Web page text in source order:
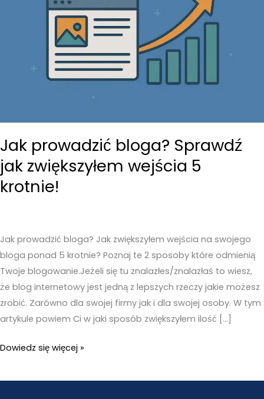
Jak prowadzić bloga? Sprawdź
jak zwiększyłem wejścia 5
krotnie!
Jak prowadzić bloga? Jak zwiększyłem wejścia na swojego
bloga ponad 5 krotnie? Poznaj te 2 sposoby które odmienią
Twoje blogowanie.Jeżeli się tu znalazłes/znalazłaś to wiesz,
że blog internetowy jest jedną z lepszych rzeczy jakie możesz
zrobić. Zarówno dla swojej firmy jak i dla swojej osoby. W tym
artykule powiem Ci w jaki sposób zwiększyłem ilość […]
Jak
bloga?
Dowiedz się więcej »